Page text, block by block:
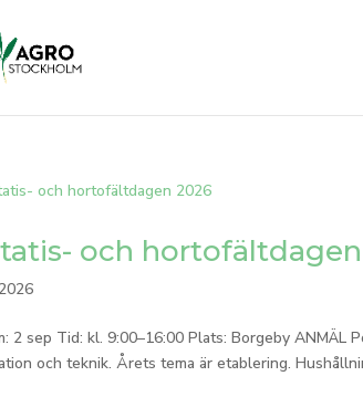
och
2 sep Tid: kl. 9:00–16:00 Plats: Borgeby
och teknik. Årets tema är etablering.